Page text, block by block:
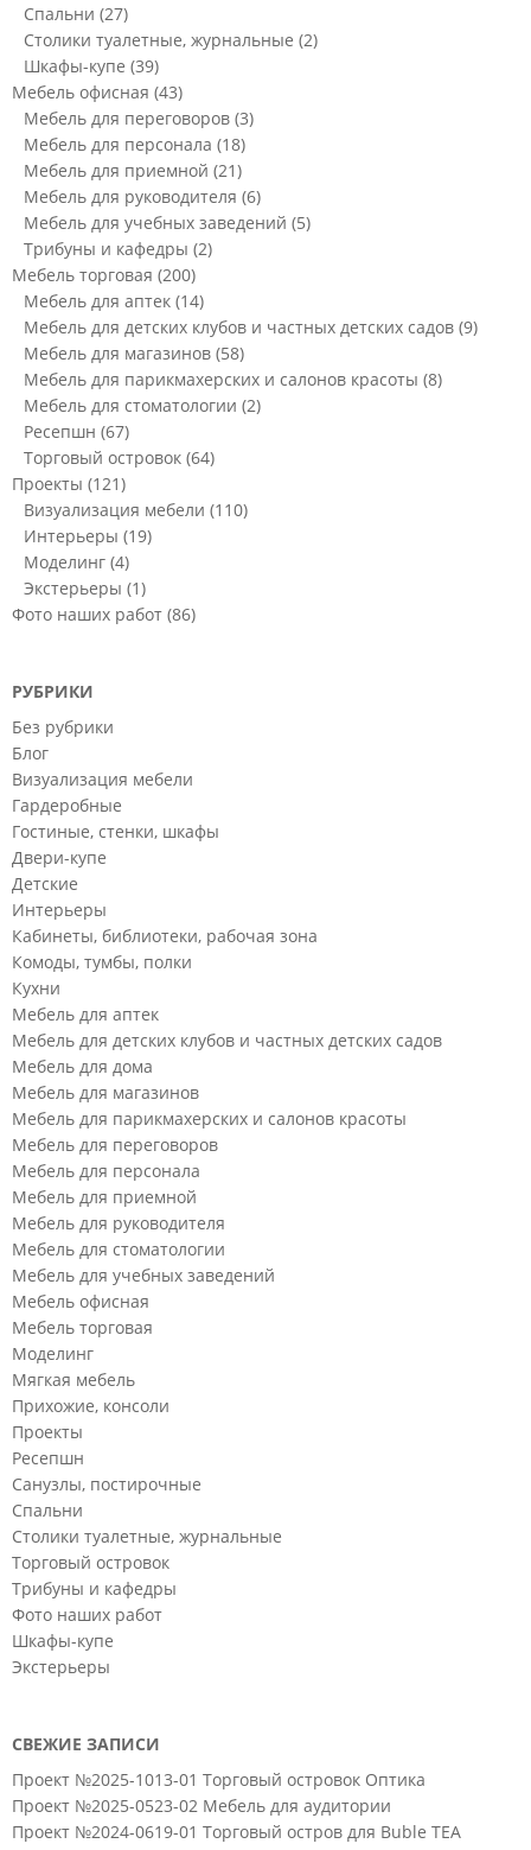
Спальни (27)
Столики туалетные, журнальные (2)
Шкафы-купе (39)
Мебель офисная (43)
Мебель для переговоров (3)
Мебель для персонала (18)
Мебель для приемной (21)
Мебель для руководителя (6)
Мебель для учебных заведений (5)
Трибуны и кафедры (2)
Мебель торговая (200)
Мебель для аптек (14)
Мебель для детских клубов и частных детских садов (9)
Мебель для магазинов (58)
Мебель для парикмахерских и салонов красоты (8)
Мебель для стоматологии (2)
Ресепшн (67)
Торговый островок (64)
Проекты (121)
Визуализация мебели (110)
Интерьеры (19)
Моделинг (4)
Экстерьеры (1)
Фото наших работ (86)
РУБРИКИ
Без рубрики
Блог
Визуализация мебели
Гардеробные
Гостиные, стенки, шкафы
Двери-купе
Детские
Интерьеры
Кабинеты, библиотеки, рабочая зона
Комоды, тумбы, полки
Кухни
Мебель для аптек
Мебель для детских клубов и частных детских садов
Мебель для дома
Мебель для магазинов
Мебель для парикмахерских и салонов красоты
Мебель для переговоров
Мебель для персонала
Мебель для приемной
Мебель для руководителя
Мебель для стоматологии
Мебель для учебных заведений
Мебель офисная
Мебель торговая
Моделинг
Мягкая мебель
Прихожие, консоли
Проекты
Ресепшн
Санузлы, постирочные
Спальни
Столики туалетные, журнальные
Торговый островок
Трибуны и кафедры
Фото наших работ
Шкафы-купе
Экстерьеры
СВЕЖИЕ ЗАПИСИ
Проект №2025-1013-01 Торговый островок Оптика
Проект №2025-0523-02 Мебель для аудитории
Проект №2024-0619-01 Торговый остров для Buble TEA